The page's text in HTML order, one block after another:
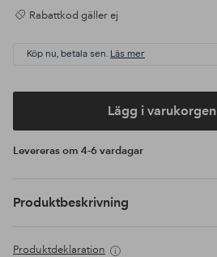
Rabattkod gäller ej
Köp nu, betala sen. Läs mer
Lägg i varukorgen
Levereras om 4-6 vardagar
Produktbeskrivning
Produktdeklaration